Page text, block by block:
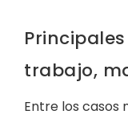
trabajo,
Entre los casos